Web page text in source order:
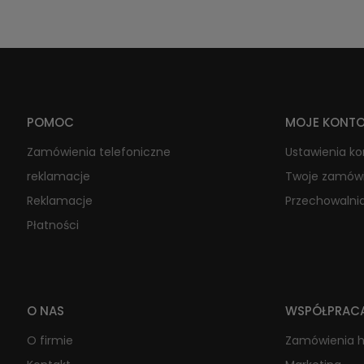
POMOC
Zamówienia telefoniczne
reklamacje
Reklamacje
Płatności
MOJE
Ustawienia
Twoje
O NAS
O firmie
Zamówienia